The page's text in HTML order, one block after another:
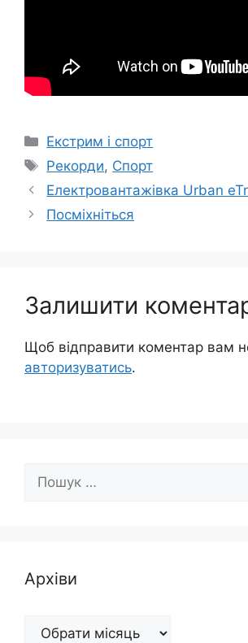
Категорії
Екстрим і спорт
Позначки
Рекорди, Спорт
Електровантажівка Urban
Посміхніться
Залишити
Щоб відправити коментар вам
авторизуватись.
Пошук:
Архіви
Архіви